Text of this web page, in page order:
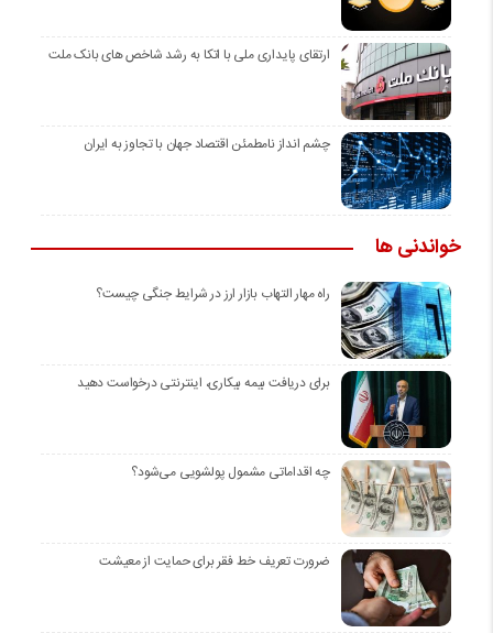
ارتقای پایداری ملی با اتکا به رشد شاخص های بانک ملت
چشم انداز نامطمئن اقتصاد جهان با تجاوز به ایران
خواندنی ها
راه مهار التهاب بازار ارز در شرایط جنگی چیست؟
برای دریافت بیمه بیکاری، اینترنتی درخواست دهید
چه اقداماتی مشمول پولشویی می‌شود؟
ضرورت تعریف خط فقر برای حمایت از معیشت